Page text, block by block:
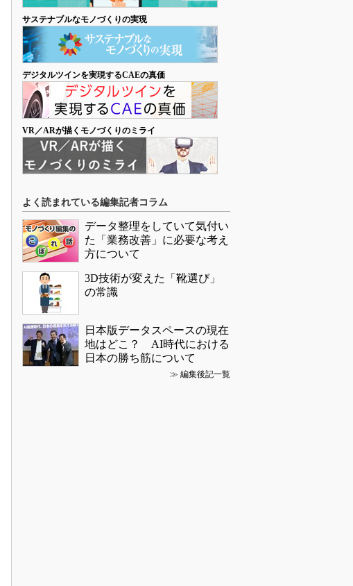
サステナブルなモノづくりの実現
デジタルツインを実現するCAEの真価
VR／ARが描くモノづくりのミライ
よく読まれている編集記者コラム
データ整理をしていて気付い
た「業務改善」に必要な考え
方について
3D技術が変えた「靴選び」
の常識
日本版データスペースの現在
地はどこ？ AI時代における
日本の勝ち筋について
≫ 編集後記一覧